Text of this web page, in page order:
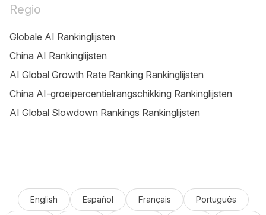
Regio
Globale AI Rankinglijsten
China AI Rankinglijsten
AI Global Growth Rate Ranking Rankinglijsten
China AI-groeipercentielrangschikking Rankinglijsten
AI Global Slowdown Rankings Rankinglijsten
English Español Français Português